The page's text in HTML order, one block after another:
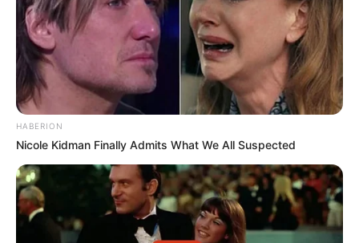
HABERION
Nicole Kidman Finally Admits What We All Suspected